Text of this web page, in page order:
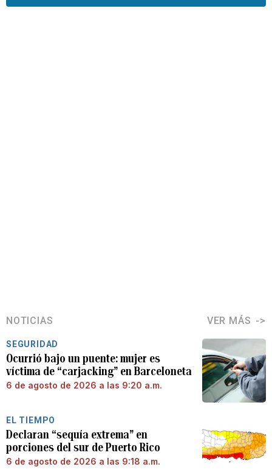
NOTICIAS VER MÁS
SEGURIDAD
Ocurrió bajo un puente: mujer es
víctima de “carjacking” en Barceloneta
6 de agosto de 2026 a las 9:20 a.m.
EL TIEMPO
Declaran “sequía extrema” en
porciones del sur de Puerto Rico
6 de agosto de 2026 a las 9:18 a.m.